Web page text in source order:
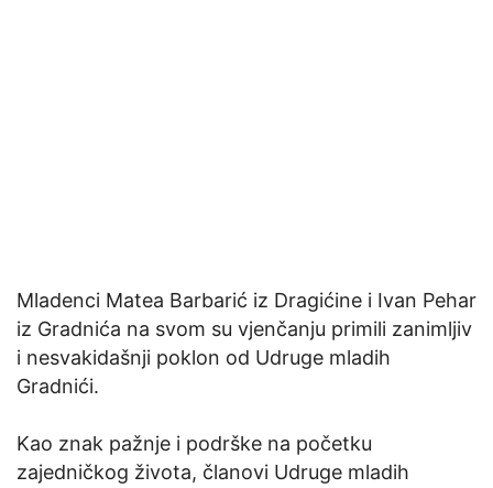
Mladenci Matea Barbarić iz Dragićine i Ivan Pehar
iz Gradnića na svom su vjenčanju primili zanimljiv
i nesvakidašnji poklon od Udruge mladih
Gradnići.
Kao znak pažnje i podrške na početku
zajedničkog života, članovi Udruge mladih